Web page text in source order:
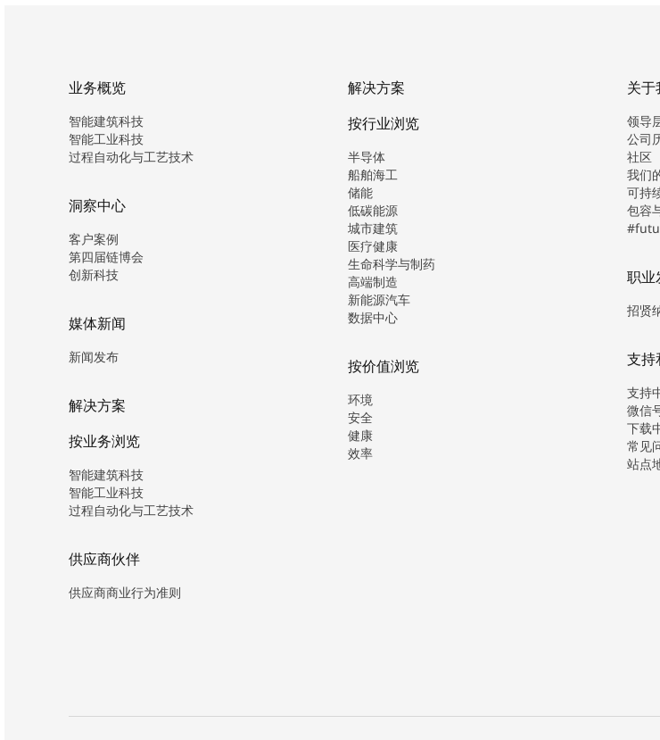
业务概览
智能建筑科技
智能工业科技
过程自动化与工艺技术
洞察中心
客户案例
第四届链博会
创新科技
媒体新闻
新闻发布
解决方案
按业务浏览
智能建筑科技
智能工业科技
过程自动化与工艺技术
供应商伙伴
供应商商业行为准则
解决方案
按行业浏览
半导体
船舶海工
储能
低碳能源
城市建筑
医疗健康
生命科学与制药
高端制造
新能源汽车
数据中心
按价值浏览
环境
安全
健康
效率
关于
领导
公司
社区
我们
可持
包容
职业
招贤
支持
支持
微信
下载
常见
站点